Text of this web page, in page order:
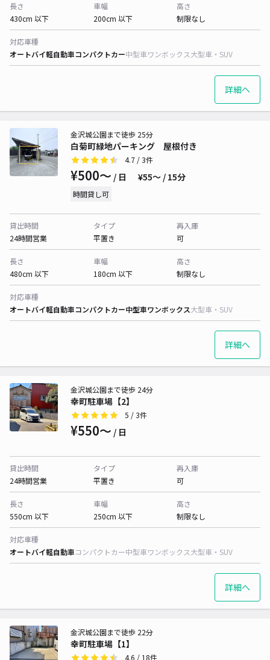
長さ
430cm 以下
車幅
200cm 以下
高さ
制限なし
対応車種
オートバイ軽自動車コンパクトカー中型車ワンボックス大型車・SUV
詳細へ
白菊町緑地パーキング 屋根付き
金沢城公園まで徒歩 25分
4.7 / 3件
¥500〜 / 日 ¥55〜 / 15分
時間貸し可
貸出時間
24時間営業
タイプ
平置き
再入庫
可
長さ
480cm 以下
車幅
180cm 以下
高さ
制限なし
対応車種
オートバイ軽自動車コンパクトカー中型車ワンボックス大型車・SUV
詳細へ
幸町駐車場【2】
金沢城公園まで徒歩 24分
5 / 3件
¥550〜 / 日
貸出時間
24時間営業
タイプ
平置き
再入庫
可
長さ
550cm 以下
車幅
250cm 以下
高さ
制限なし
対応車種
オートバイ軽自動車コンパクトカー中型車ワンボックス大型車・SUV
詳細へ
幸町駐車場【1】
金沢城公園まで徒歩 22分
4.6 / 18件